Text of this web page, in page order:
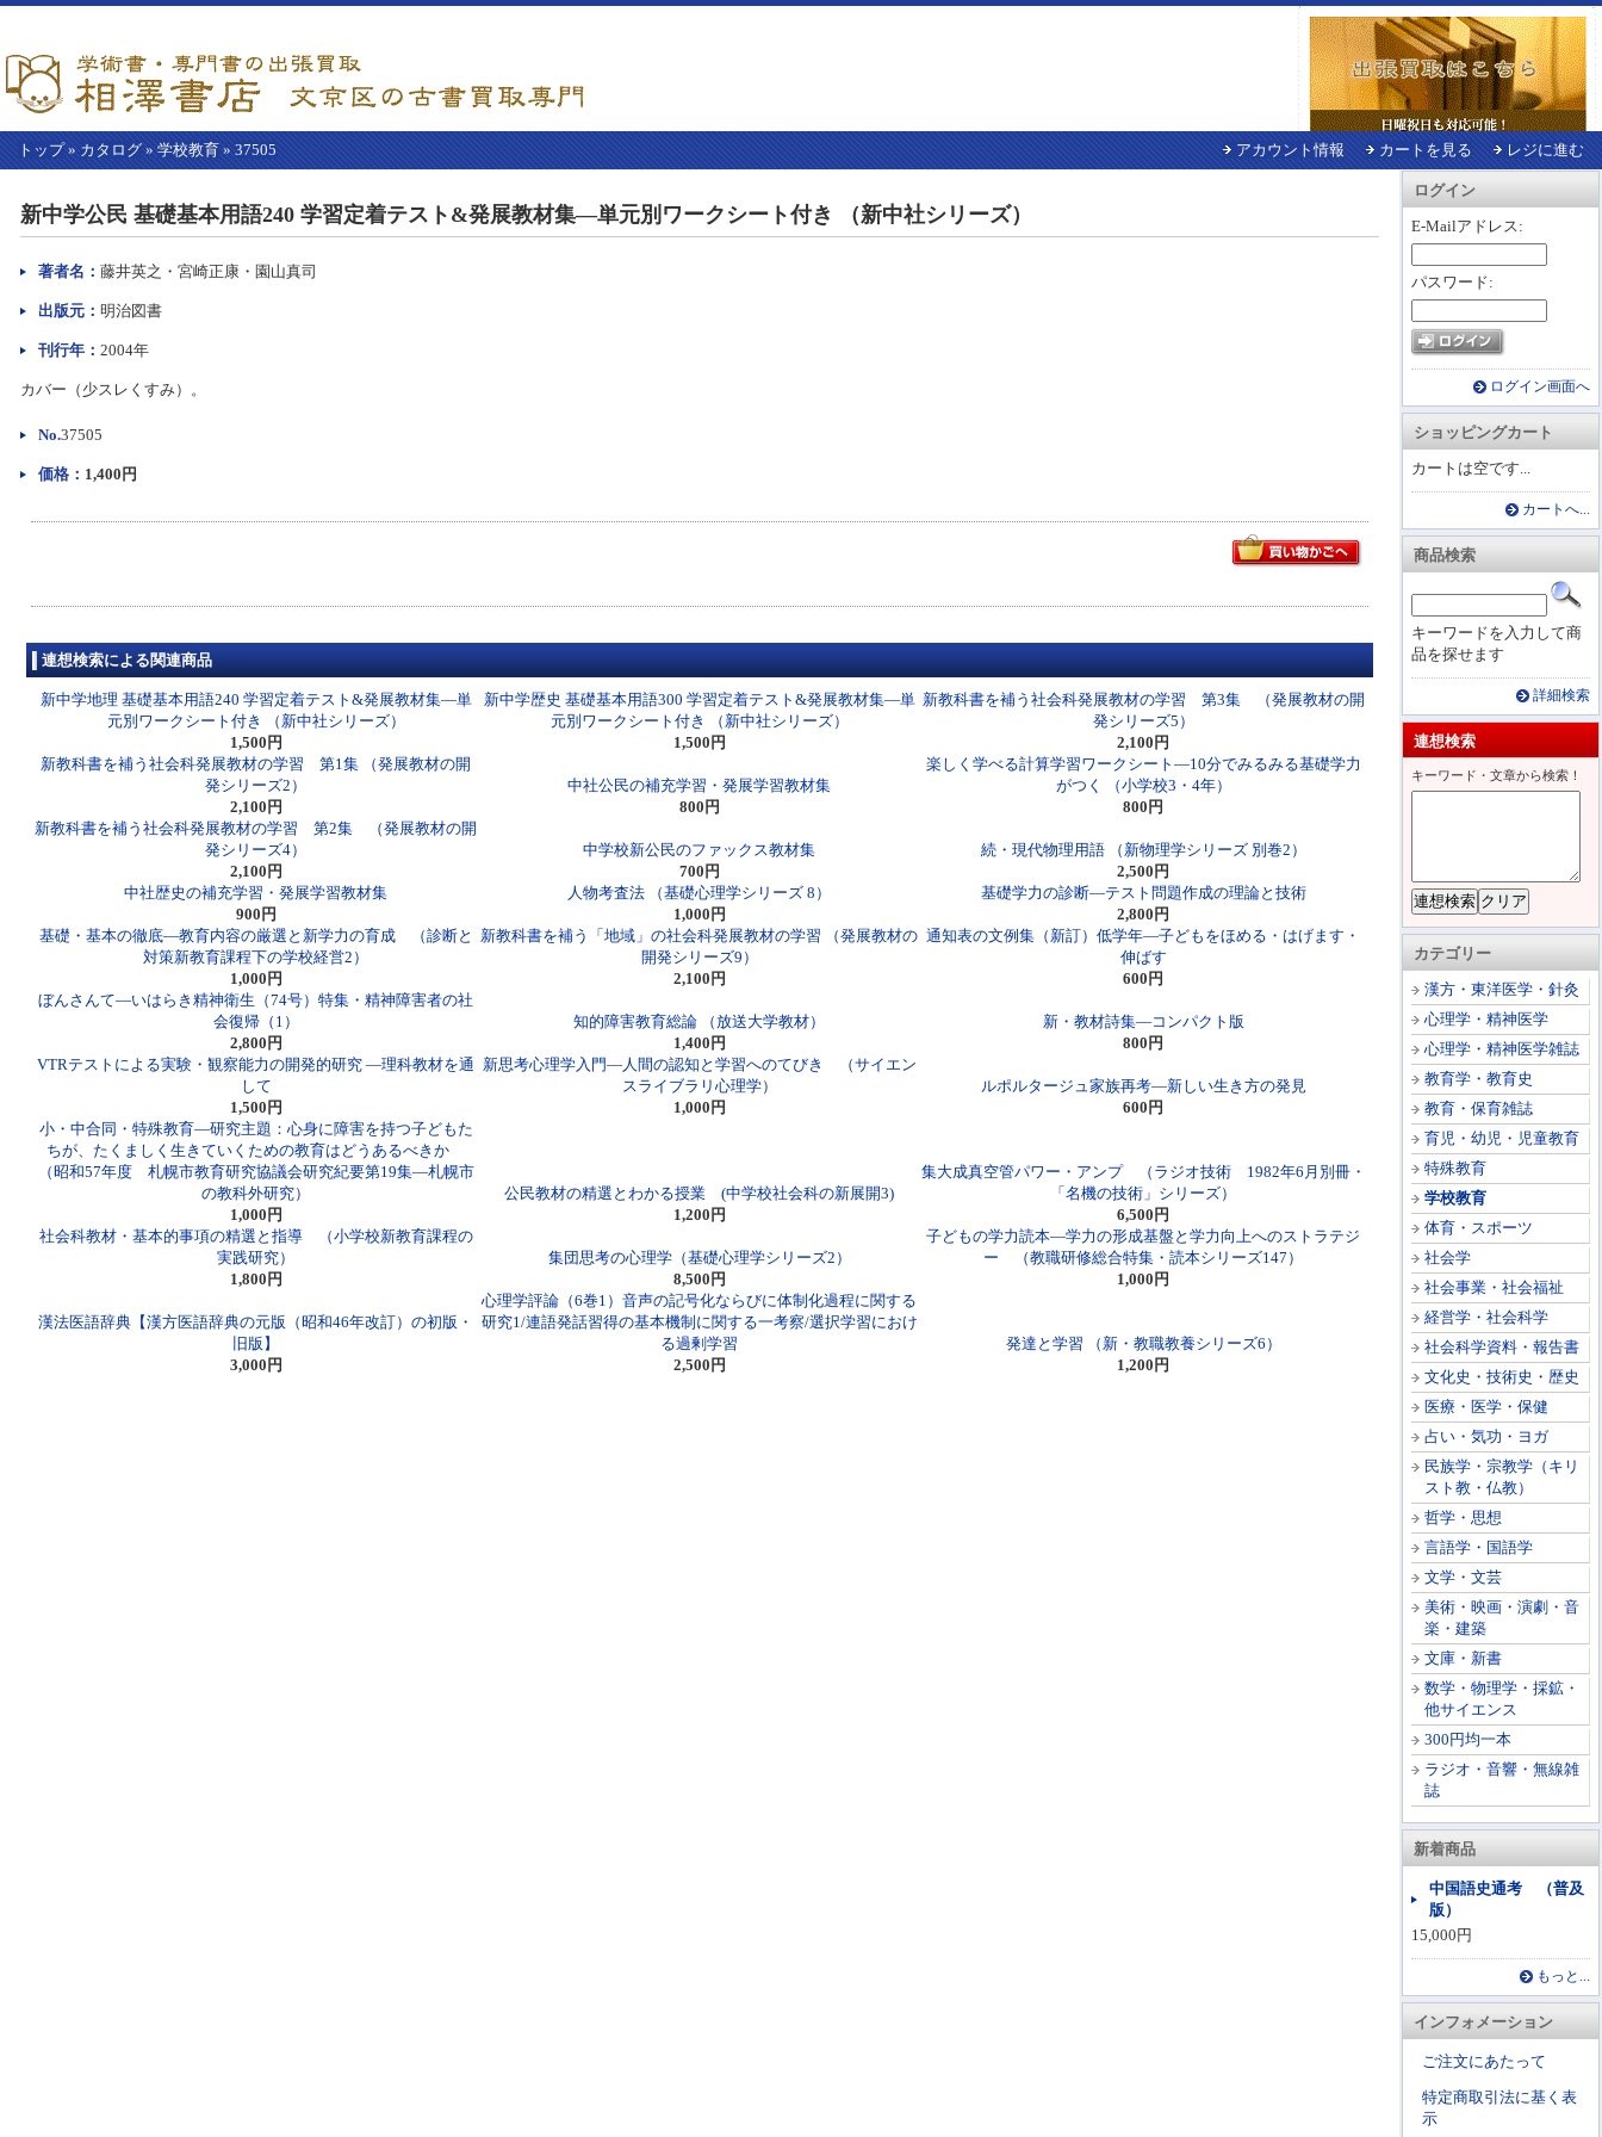
トップ» カタログ » 学校教育 » 37505 アカウント情報 カートを見る レジに進む
ログイン
E-Mailアドレス:
パスワード:
ログイン画面へ
ショッピングカート
カートは空です...
カートへ...
商品検索
キーワードを入力して商
品を探せます
詳細検索
連想検索
キーワード・文章から検索！
カテゴリー
漢方・東洋医学・針灸
心理学・精神医学
心理学・精神医学雑誌
教育学・教育史
教育・保育雑誌
育児・幼児・児童教育
特殊教育
学校教育
体育・スポーツ
社会学
社会事業・社会福祉
経営学・社会科学
社会科学資料・報告書
文化史・技術史・歴史
医療・医学・保健
占い・気功・ヨガ
民族学・宗教学（キリ
スト教・仏教）
哲学・思想
言語学・国語学
文学・文芸
美術・映画・演劇・音
楽・建築
文庫・新書
数学・物理学・採鉱・
他サイエンス
300円均一本
ラジオ・音響・無線雑
誌
新着商品
中国語史通考 （普及
版）
15,000円
もっと...
インフォメーション
ご注文にあたって
特定商取引法に基く表
示
か
本
新中学公民 基礎基本用語240 学習定着テスト&発展教材集―単元別ワークシート付き （新中社シリーズ）
著者名： 藤井英之・宮崎正康・園山真司
出版元： 明治図書
刊行年： 2004年
カバー（少スレくすみ）。
No.37505
価格： 1,400円
連想検索による関連商品
新中学地理 基礎基本用語240 学習定着テスト&発展教材集―単
元別ワークシート付き （新中社シリーズ）
1,500円
新中学歴史 基礎基本用語300 学習定着テスト&発展教材集―単
元別ワークシート付き （新中社シリーズ）
1,500円
新教科書を補う社会科発展教材の学習 第3集 （発展教材の開
発シリーズ5）
2,100円
新教科書を補う社会科発展教材の学習 第1集 （発展教材の開
発シリーズ2）
2,100円
中社公民の補充学習・発展学習教材集
800円
楽しく学べる計算学習ワークシート―10分でみるみる基礎学力
がつく （小学校3・4年）
800円
新教科書を補う社会科発展教材の学習 第2集 （発展教材の開
発シリーズ4）
2,100円
中学校新公民のファックス教材集
700円
続・現代物理用語 （新物理学シリーズ 別巻2）
2,500円
中社歴史の補充学習・発展学習教材集
900円
人物考査法 （基礎心理学シリーズ 8）
1,000円
基礎学力の診断―テスト問題作成の理論と技術
2,800円
基礎・基本の徹底―教育内容の厳選と新学力の育成 （診断と
対策新教育課程下の学校経営2）
1,000円
新教科書を補う「地域」の社会科発展教材の学習 （発展教材の
開発シリーズ9）
2,100円
通知表の文例集（新訂）低学年―子どもをほめる・はげます・
伸ばす
600円
ぼんさんて―いはらき精神衛生（74号）特集・精神障害者の社
会復帰（1）
2,800円
知的障害教育総論 （放送大学教材）
1,400円
新・教材詩集―コンパクト版
800円
VTRテストによる実験・観察能力の開発的研究 ―理科教材を通
して
1,500円
新思考心理学入門―人間の認知と学習へのてびき （サイエン
スライブラリ心理学）
1,000円
ルポルタージュ家族再考―新しい生き方の発見
600円
小・中合同・特殊教育―研究主題：心身に障害を持つ子どもた
ちが、たくましく生きていくための教育はどうあるべきか
（昭和57年度 札幌市教育研究協議会研究紀要第19集―札幌市
の教科外研究）
1,000円
公民教材の精選とわかる授業 (中学校社会科の新展開3)
1,200円
集大成真空管パワー・アンプ （ラジオ技術 1982年6月別冊・
「名機の技術」シリーズ）
6,500円
社会科教材・基本的事項の精選と指導 （小学校新教育課程の
実践研究）
1,800円
集団思考の心理学（基礎心理学シリーズ2）
8,500円
子どもの学力読本―学力の形成基盤と学力向上へのストラテジ
ー （教職研修総合特集・読本シリーズ147）
1,000円
漢法医語辞典【漢方医語辞典の元版（昭和46年改訂）の初版・
旧版】
3,000円
心理学評論（6巻1）音声の記号化ならびに体制化過程に関する
研究1/連語発話習得の基本機制に関する一考察/選択学習におけ
る過剰学習
2,500円
発達と学習 （新・教職教養シリーズ6）
1,200円